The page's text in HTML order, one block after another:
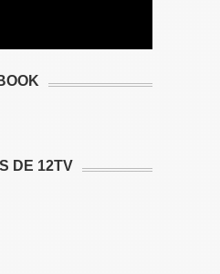
DE 12TV